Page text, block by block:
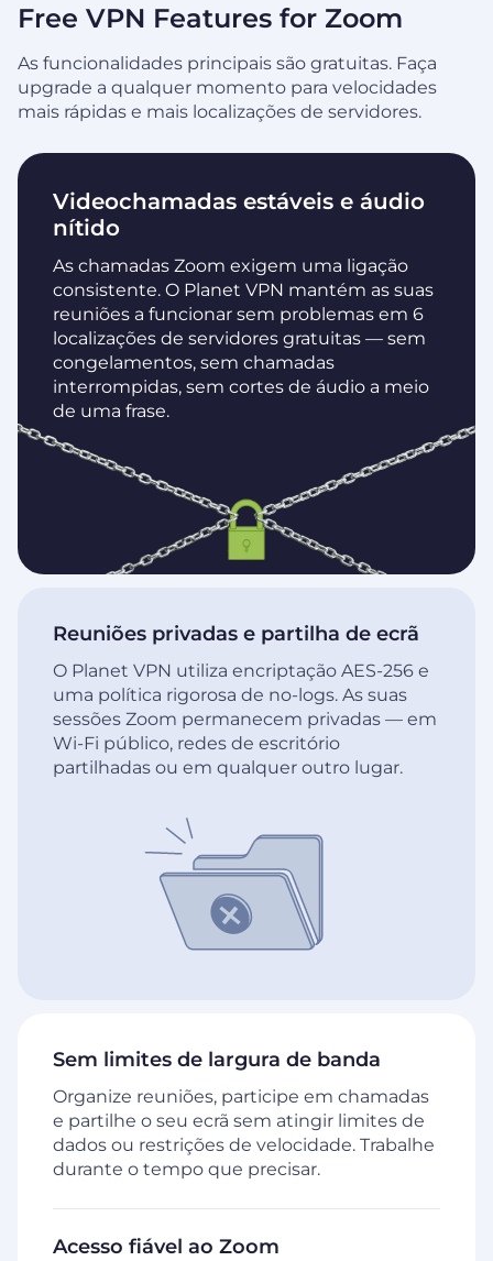
Free VPN Features for Zoom
As funcionalidades principais são gratuitas. Faça
upgrade a qualquer momento para velocidades
mais rápidas e mais localizações de servidores.
Videochamadas estáveis e áudio
nítido
As chamadas Zoom exigem uma ligação
consistente. O Planet VPN mantém as suas
reuniões a funcionar sem problemas em 6
localizações de servidores gratuitas — sem
congelamentos, sem chamadas
interrompidas, sem cortes de áudio a meio
de uma frase.
Sem limites de largura de banda
Organize reuniões, participe em chamadas
e partilhe o seu ecrã sem atingir limites de
dados ou restrições de velocidade. Trabalhe
durante o tempo que precisar.
Acesso fiável ao Zoom
Reuniões privadas e partilha de ecrã
O Planet VPN utiliza encriptação AES-256 e
uma política rigorosa de no-logs. As suas
sessões Zoom permanecem privadas — em
Wi-Fi público, redes de escritório
partilhadas ou em qualquer outro lugar.